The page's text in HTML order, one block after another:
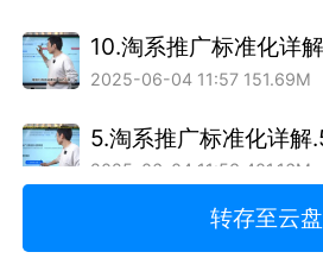
2025-06-04 11:57 151.69M
2025-06-04 11:53 401.16M
转存至云盘